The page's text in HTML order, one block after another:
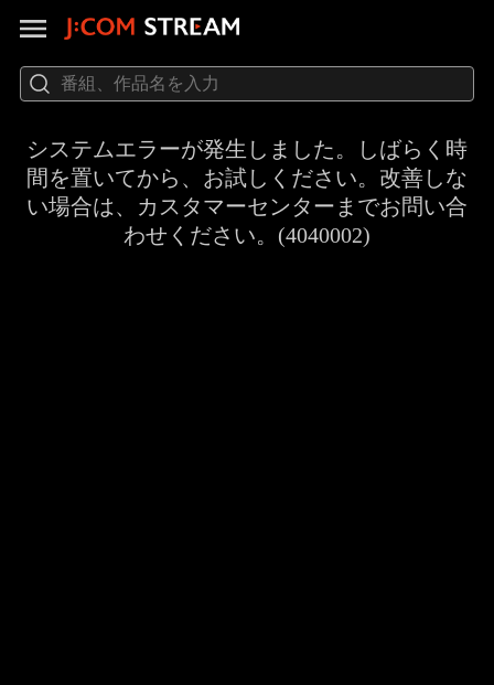
システムエラーが発生しました。しばらく時
間を置いてから、お試しください。改善しな
い場合は、カスタマーセンターまでお問い合
わせください。(4040002)